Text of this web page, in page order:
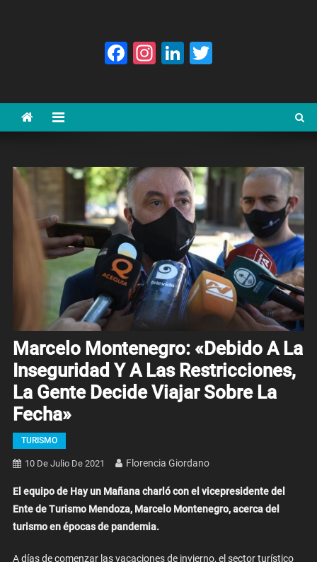
Facebook
Instagram
LinkedIn
Marcelo Montenegro: «Debido A La
Inseguridad Y A Las Restricciones,
La Gente Decide Viajar Sobre La
Fecha»
TURISMO
10 De Julio De 2021 Florencia Giordano
El equipo de Hay un Mañana charló con el vicepresidente del
Ente de Turismo Mendoza, Marcelo Montenegro, acerca del
turismo en épocas de pandemia.
A días de comenzar las vacaciones de invierno, el sector turístico